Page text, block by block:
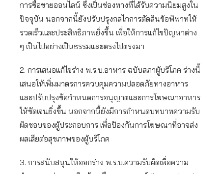
การซื้อขายออนไลน์ ซึ่งเป็นช่องทางที่ได้รับความนิยมสูงใน
ปัจจุบัน นอกจากนี้ยังปรับปรุงกลไกการตัดสินข้อพิพาทให้
รวดเร็วและประสิทธิภาพยิ่งขึ้น เพื่อให้การแก้ไขปัญหาต่าง
ๆ เป็นไปอย่างเป็นธรรมและตรงไปตรงมา
2. การเสนอแก้ไขร่าง พ.ร.บ.อาหาร ฉบับสภาผู้บริโภค ร่างนี้
เสนอให้เพิ่มมาตรการควบคุมความปลอดภัยทางอาหาร
และปรับปรุงข้อกำหนดการอนุญาตและการโฆษณาอาหาร
ให้ชัดเจนยิ่งขึ้น นอกจากนี้ยังมีการกำหนดบทบาทความรับ
ผิดชอบของผู้ประกอบการ เพื่อป้องกันการโฆษณาที่อาจส่ง
ผลเสียต่อสุขภาพของผู้บริโภค
3. การสนับสนุนให้ออกร่าง พ.ร.บ.ความรับผิดเพื่อความ